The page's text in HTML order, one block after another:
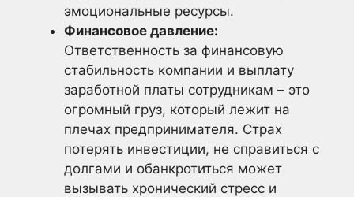
эмоциональные ресурсы.
Финансовое давление:
Ответственность за финансовую
стабильность компании и выплату
заработной платы сотрудникам – это
огромный груз, который лежит на
плечах предпринимателя. Страх
потерять инвестиции, не справиться с
долгами и обанкротиться может
вызывать хронический стресс и